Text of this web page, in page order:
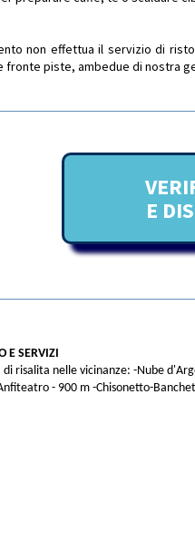
non effettua il servizio di
piste, ambedue di nostra
E
E SERVIZI
risalita nelle vicinanze: -Nube
- 900 m -Chisonetto-